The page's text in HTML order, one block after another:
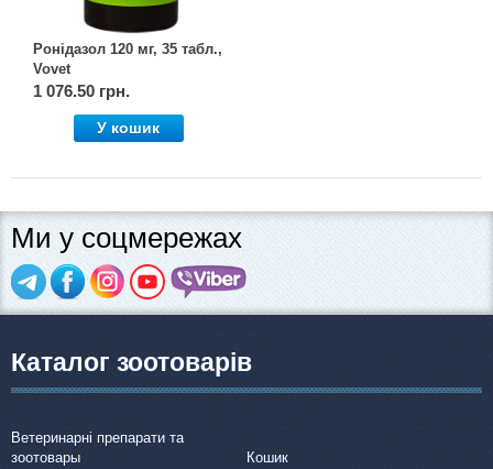
Ронідазол 120 мг, 35 табл.,
Vovet
1 076.50 грн.
У кошик
Ми у соцмережах
Каталог зоотоварів
Ветеринарні препарати та
зоотовары
Кошик